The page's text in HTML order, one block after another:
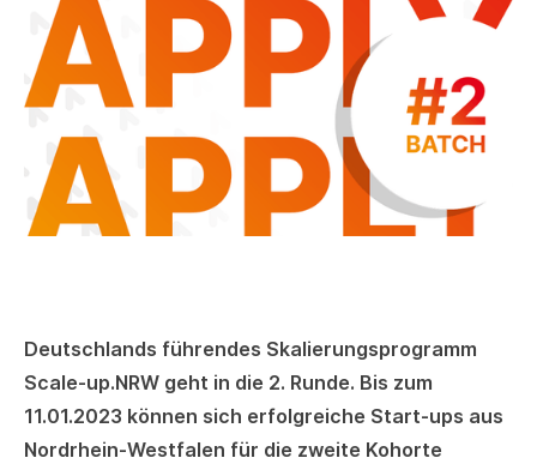
Deutschlands führendes Skalierungsprogramm
Scale-up.NRW geht in die 2. Runde. Bis zum
11.01.2023 können sich erfolgreiche Start-ups aus
Nordrhein-Westfalen für die zweite Kohorte